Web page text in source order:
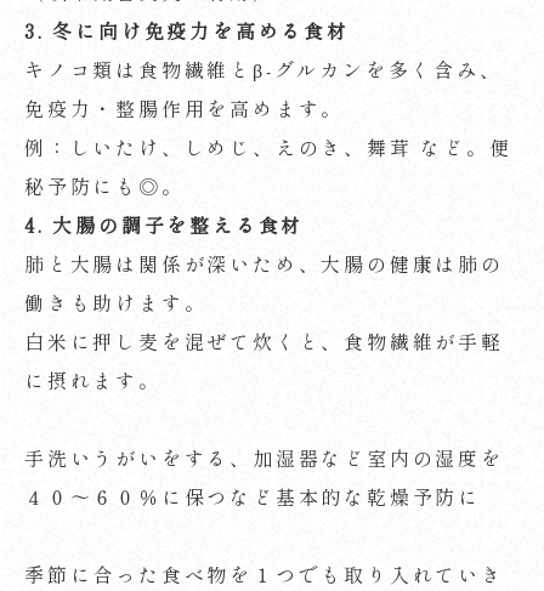
3.冬に向け免疫力を高める食材
キノコ類は食物繊維とβ-グルカンを多く含み、
免疫力・整腸作用を高めます。
例：しいたけ、しめじ、えのき、舞茸 など。便
秘予防にも◎。
4. 大腸の調子を整える食材
肺と大腸は関係が深いため、大腸の健康は肺の
働きも助けます。
白米に押し麦を混ぜて炊くと、食物繊維が手軽
に摂れます。
手洗いうがいをする、加湿器など室内の湿度を
４０～６０％に保つなど基本的な乾燥予防に
季節に合った食べ物を１つでも取り入れていき